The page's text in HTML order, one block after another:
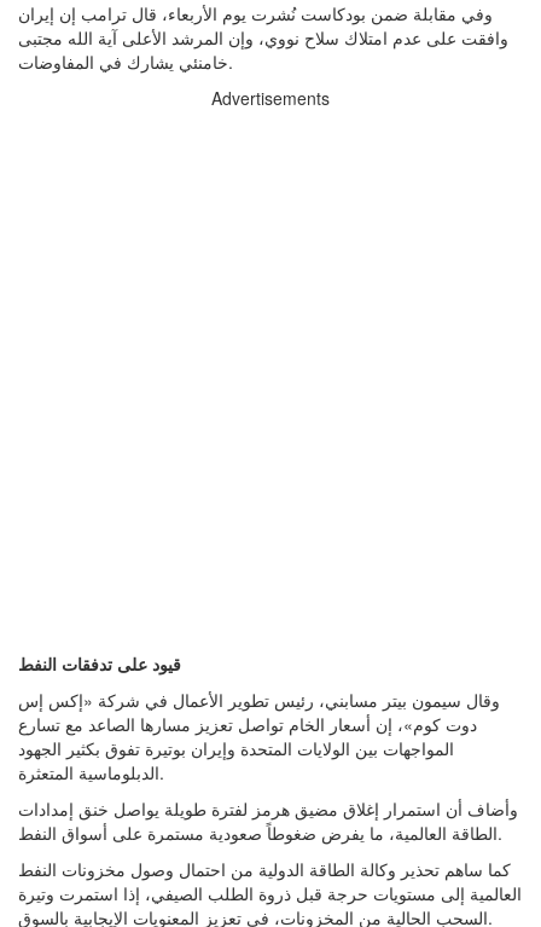
وفي مقابلة ضمن بودكاست نُشرت يوم الأربعاء، قال ترامب إن إيران
وافقت على عدم امتلاك سلاح نووي، وإن المرشد الأعلى آية الله مجتبى
خامنئي يشارك في المفاوضات.
Advertisements
قيود على تدفقات النفط
وقال سيمون بيتر مسابني، رئيس تطوير الأعمال في شركة «إكس إس
دوت كوم»، إن أسعار الخام تواصل تعزيز مسارها الصاعد مع تسارع
المواجهات بين الولايات المتحدة وإيران بوتيرة تفوق بكثير الجهود
الدبلوماسية المتعثرة.
وأضاف أن استمرار إغلاق مضيق هرمز لفترة طويلة يواصل خنق إمدادات
الطاقة العالمية، ما يفرض ضغوطاً صعودية مستمرة على أسواق النفط.
كما ساهم تحذير وكالة الطاقة الدولية من احتمال وصول مخزونات النفط
العالمية إلى مستويات حرجة قبل ذروة الطلب الصيفي، إذا استمرت وتيرة
السحب الحالية من المخزونات، في تعزيز المعنويات الإيجابية بالسوق.